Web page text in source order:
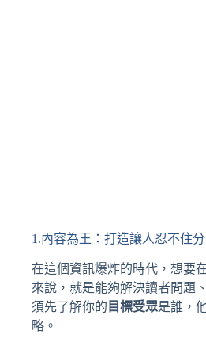
1.內容為王：打造讓人忍不住
在這個資訊爆炸的時代，想要
來說，就是能夠解決讀者問題
須先了解你的 目標受眾是誰，
略。